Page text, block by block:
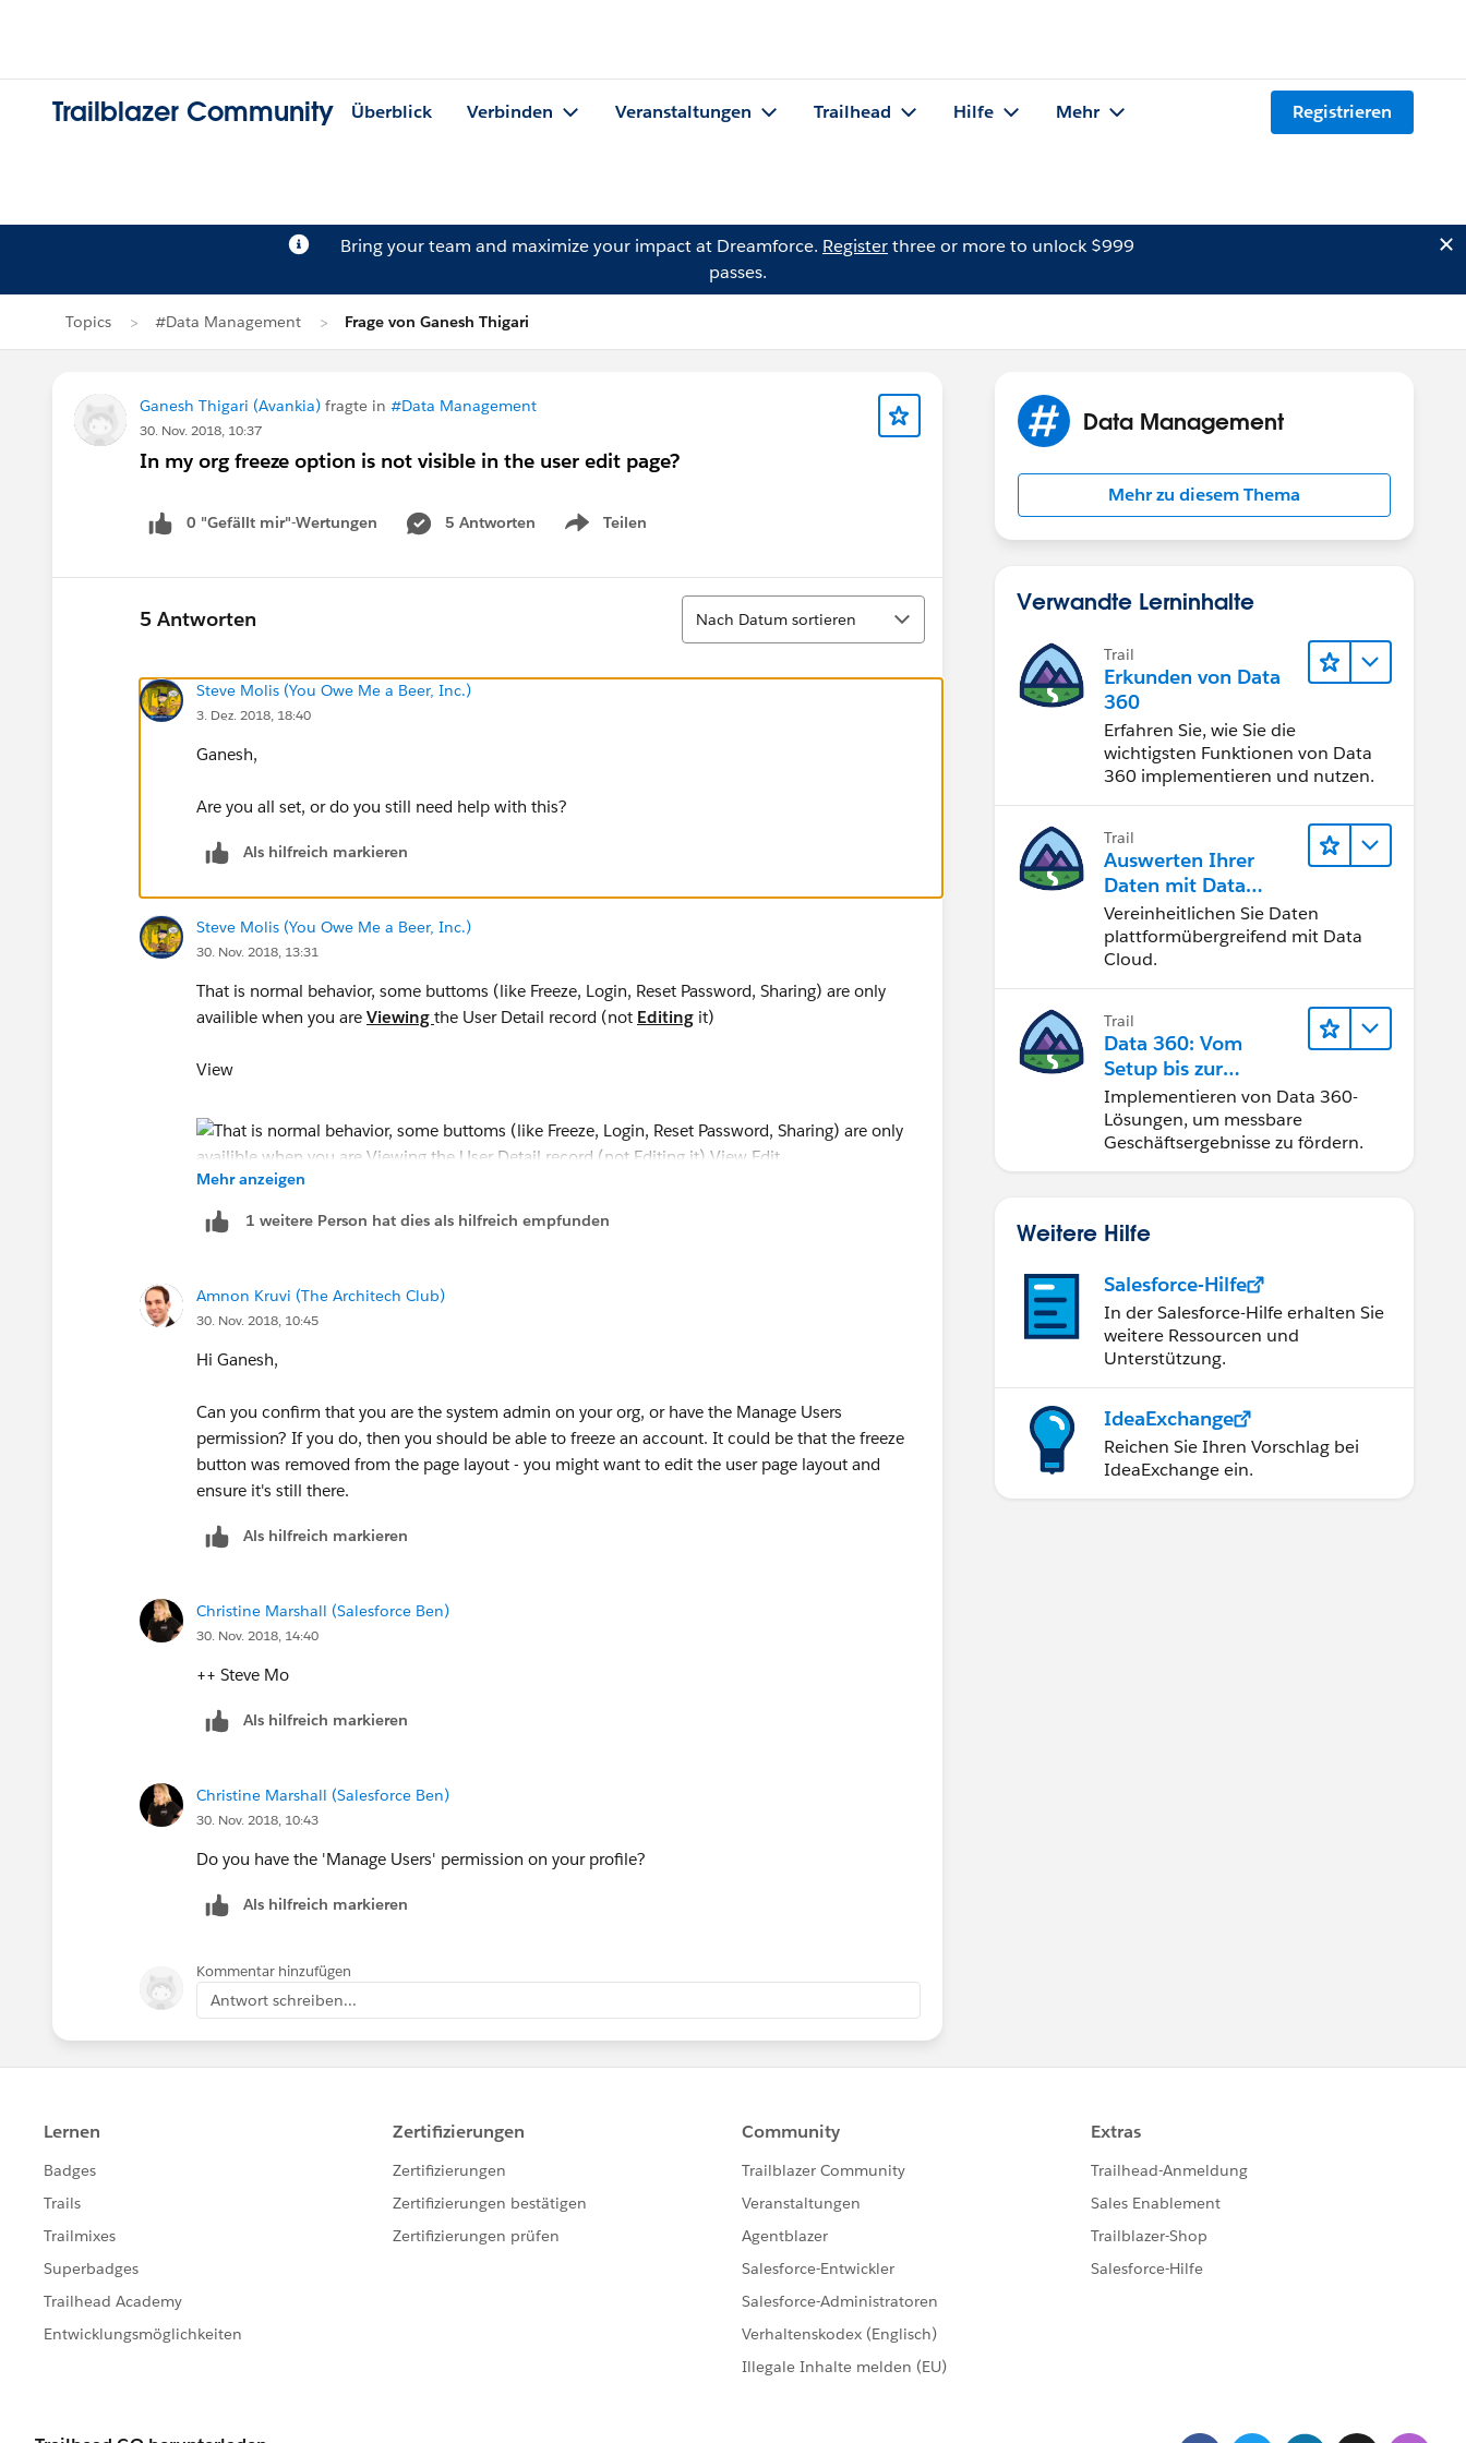
Trailblazer Community Überblick Verbinden Veranstaltungen Trailhead Hilfe Mehr Registrieren
Bring your team and maximize your impact at Dreamforce. Registerthree or more to unlock $999
passes.
Topics #Data Management Frage von Ganesh Thigari
Ganesh Thigari (Avankia) fragte in #Data Management
30. Nov. 2018, 10:37
In my org freeze option is not visible in the user edit page?
0 "Gefällt mir"-Wertungen 5 Antworten Teilen
Show menu
5 Antworten
Sortieren
Nach Datum sortieren
Steve Molis (You Owe Me a Beer, Inc.)
3. Dez. 2018, 18:40
Ganesh,
​​​​​​​Are you all set, or do you still need help with this?
Als hilfreich markieren
Steve Molis (You Owe Me a Beer, Inc.)
30. Nov. 2018, 13:31
That is normal behavior, some buttoms (like Freeze, Login, Reset Password, Sharing) are only
availible when you are Viewing the User Detail record (not Editing it)
View
Edit
Mehr anzeigen
1 weitere Person hat dies als hilfreich empfunden
Amnon Kruvi (The Architech Club)
30. Nov. 2018, 10:45
Hi Ganesh,
Can you confirm that you are the system admin on your org, or have the Manage Users
permission? If you do, then you should be able to freeze an account. It could be that the freeze
button was removed from the page layout - you might want to edit the user page layout and
ensure it's still there.
Als hilfreich markieren
Christine Marshall (Salesforce Ben)
30. Nov. 2018, 14:40
++ Steve Mo
Als hilfreich markieren
Christine Marshall (Salesforce Ben)
30. Nov. 2018, 10:43
Do you have the 'Manage Users' permission on your profile?
Als hilfreich markieren
Kommentar hinzufügen
Antwort schreiben...
Data Management
Mehr zu diesem Thema
Verwandte Lerninhalte
Trail
Erkunden von Data
360
Erfahren Sie, wie Sie die
wichtigsten Funktionen von Data
360 implementieren und nutzen.
Trail
Auswerten Ihrer
Daten mit Data
Cloud
Vereinheitlichen Sie Daten
plattformübergreifend mit Data
Cloud.
Trail
Data 360: Vom
Setup bis zur
Aktivierung
Implementieren von Data 360-
Lösungen, um messbare
Geschäftsergebnisse zu fördern.
Weitere Hilfe
Salesforce-Hilfe
In der Salesforce-Hilfe erhalten Sie
weitere Ressourcen und
Unterstützung.
IdeaExchange
Reichen Sie Ihren Vorschlag bei
IdeaExchange ein.